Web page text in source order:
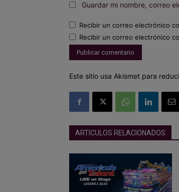
Guardar mi nombre, correo
Recibir un correo electrónico
Recibir un correo electrónico
Este sitio usa Akismet para
ARTICULOS RELACIONADOS